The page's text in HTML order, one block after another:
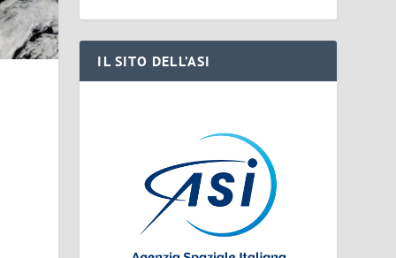
IL SITO DELL’ASI